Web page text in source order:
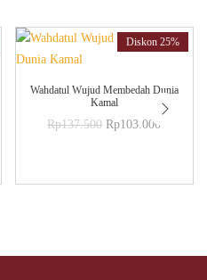
Diskon 25%
Wahdatul Wujud Membedah Dunia
Kamal
Rp137.500 Original
Rp103.000